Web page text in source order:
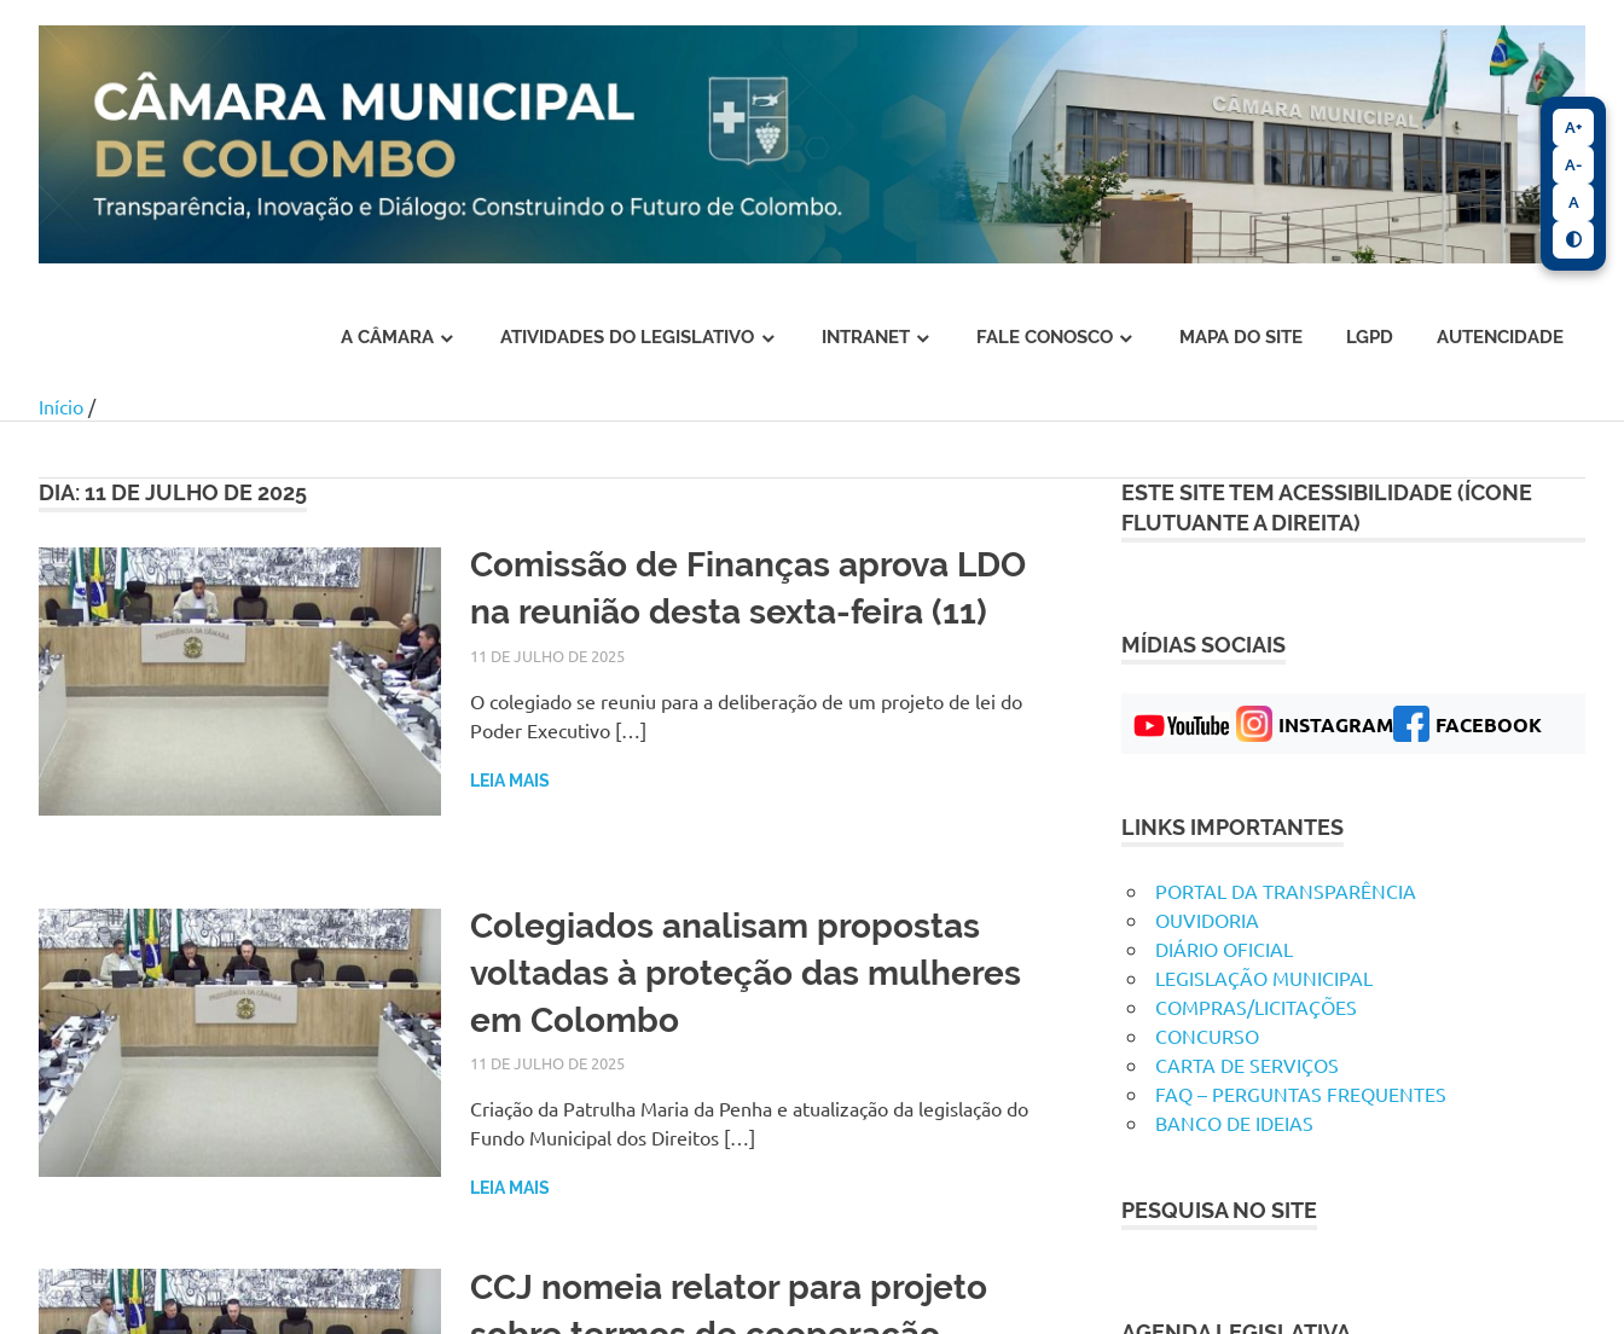
content
A CÂMARA ATIVIDADES DO LEGISLATIVO INTRANET FALE CONOSCO MAPA DO SITE LGPD AUTENCIDADE
Início /
DIA:11 DE JULHO DE 2025
Comissão de Finanças aprova LDO
na reunião desta sexta-feira (11)
11 DE JULHO DE 2025SILMARA
NOTÍCIAS
O colegiado se reuniu para a deliberação de um projeto de lei do
Poder Executivo […]
LEIA MAIS
Colegiados analisam propostas
voltadas à proteção das mulheres
em Colombo
11 DE JULHO DE 2025SILMARA
NOTÍCIAS
Criação da Patrulha Maria da Penha e atualização da legislação do
Fundo Municipal dos Direitos […]
LEIA MAIS
CCJ nomeia relator para projeto
ESTE SITE TEM ACESSIBILIDADE (ÍCONE
FLUTUANTE A DIREITA)
MÍDIAS SOCIAIS
INSTAGRAM FACEBOOK
LINKS IMPORTANTES
PORTAL DA TRANSPARÊNCIA
OUVIDORIA
DIÁRIO OFICIAL
LEGISLAÇÃO MUNICIPAL
COMPRAS/LICITAÇÕES
CONCURSO
CARTA DE SERVIÇOS
FAQ – PERGUNTAS FREQUENTES
BANCO DE IDEIAS
PESQUISA NO SITE
A+
A-
A